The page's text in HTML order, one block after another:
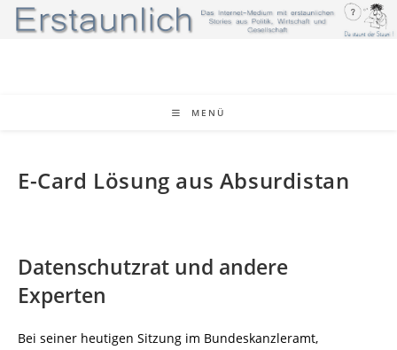
Zum
Inhalt
MENÜ
E-Card Lösung aus Absurdistan
Datenschutzrat und andere
Experten
Bei seiner heutigen Sitzung im Bundeskanzleramt,